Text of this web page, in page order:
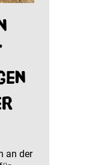
an der